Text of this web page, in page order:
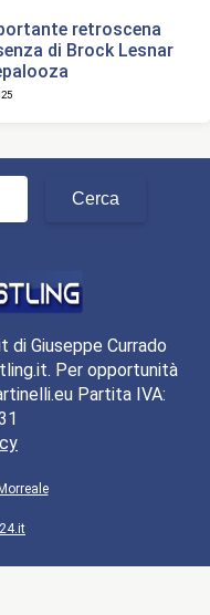
retroscena
di Brock Lesnar
Giuseppe Currado
Per opportunità
Partita IVA: